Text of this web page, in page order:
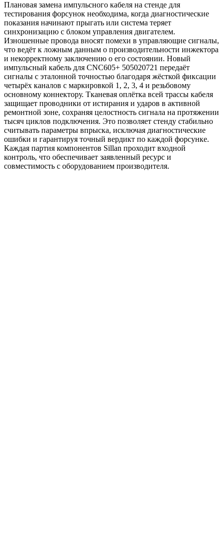
Плановая замена импульсного кабеля на стенде для
тестирования форсунок необходима, когда диагностические
показания начинают прыгать или система теряет
синхронизацию с блоком управления двигателем.
Изношенные провода вносят помехи в управляющие сигналы,
что ведёт к ложным данным о производительности инжектора
и некорректному заключению о его состоянии. Новый
импульсный кабель для CNC605+ 505020721 передаёт
сигналы с эталонной точностью благодаря жёсткой фиксации
четырёх каналов с маркировкой 1, 2, 3, 4 и резьбовому
основному коннектору. Тканевая оплётка всей трассы кабеля
защищает проводники от истирания и ударов в активной
ремонтной зоне, сохраняя целостность сигнала на протяжении
тысяч циклов подключения. Это позволяет стенду стабильно
считывать параметры впрыска, исключая диагностические
ошибки и гарантируя точный вердикт по каждой форсунке.
Каждая партия компонентов Sillan проходит входной
контроль, что обеспечивает заявленный ресурс и
совместимость с оборудованием производителя.